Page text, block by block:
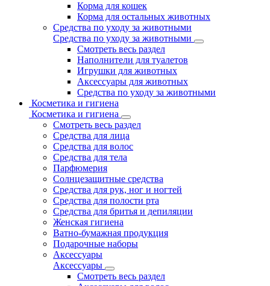
Корма для кошек
Корма для остальных животных
Средства по уходу за животными
Средства по уходу за животными
Смотреть весь раздел
Наполнители для туалетов
Игрушки для животных
Аксессуары для животных
Средства по уходу за животными
Косметика и гигиена
Косметика и гигиена
Смотреть весь раздел
Средства для лица
Средства для волос
Средства для тела
Парфюмерия
Солнцезащитные средства
Средства для рук, ног и ногтей
Средства для полости рта
Средства для бритья и депиляции
Женская гигиена
Ватно-бумажная продукция
Подарочные наборы
Аксессуары
Аксессуары
Смотреть весь раздел